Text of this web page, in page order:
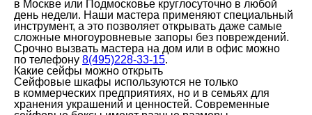
в Москве или Подмосковье круглосуточно в любой
день недели. Наши мастера применяют специальный
инструмент, а это позволяет открывать даже самые
сложные многоуровневые запоры без повреждений.
Срочно вызвать мастера на дом или в офис можно
по телефону 8(495)228-33-15.
Какие сейфы можно открыть
Сейфовые шкафы используются не только
в коммерческих предприятиях, но и в семьях для
хранения украшений и ценностей. Современные